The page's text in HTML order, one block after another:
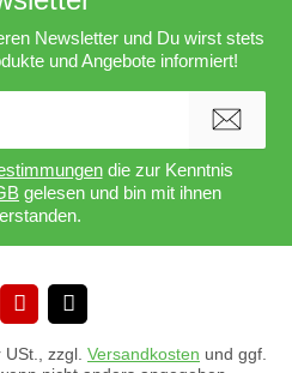
Newsletter und Du wirst stets
und Angebote informiert!
die zur Kenntnis
gelesen und bin mit ihnen
zzgl. Versandkosten und ggf.